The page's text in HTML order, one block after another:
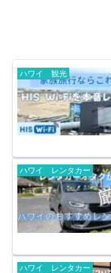
ハワイ 観光
ハワイ レンタカー
ハワイ レンタカー